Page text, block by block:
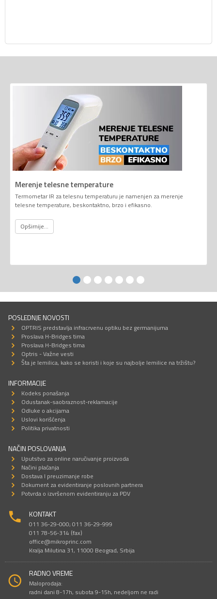
Merenje telesne temperature
Termometar IR za telesnu temperaturu je namenjen za merenje
telesne temperature, beskontaktno, brzo i efikasno.
Opširnije...
POSLEDNJE NOVOSTI
OPTRIS predstavlja infracrvenu optiku bez germanijuma
Proslava H-Bridges tima
Proslava H-Bridges tima
Optris - Važne vesti
Šta je lemilica, kako se koristi i koje su najbolje lemilice na tržištu?
INFORMACIJE
Kodeks ponašanja
Odustanak-saobraznost-reklamacije
Odluke o akcijama
Uslovi korišćenja
Politika privatnosti
NAČIN POSLOVANJA
Uputstvo za online naručivanje proizvoda
Načini plaćanja
Dostava I preuzimanje robe
Dokument za evidentiranje poslovnih partnera
Potvrda o izvršenom evidentiranju za PDV
KONTAKT
011 36-29-000; 011 36-29-999
011 78-56-314 (fax)
office@mikroprinc.com
Kralja Milutina 31, 11000 Beograd, Srbija
RADNO VREME
Maloprodaja:
radni dani 8-17h, subota 9-15h, nedeljom ne radi